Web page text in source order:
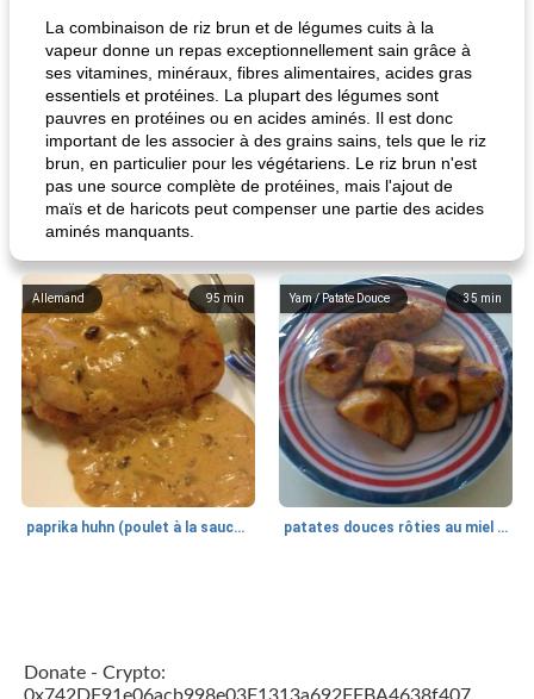
La combinaison de riz brun et de légumes cuits à la
vapeur donne un repas exceptionnellement sain grâce à
ses vitamines, minéraux, fibres alimentaires, acides gras
essentiels et protéines. La plupart des légumes sont
pauvres en protéines ou en acides aminés. Il est donc
important de les associer à des grains sains, tels que le riz
brun, en particulier pour les végétariens. Le riz brun n'est
pas une source complète de protéines, mais l'ajout de
maïs et de haricots peut compenser une partie des acides
aminés manquants.
95 min
Allemand
paprika huhn (poulet à la sauce paprika).
35 min
Yam / Patate Douce
patates douces rôties au miel / kumara
Donate - Crypto: